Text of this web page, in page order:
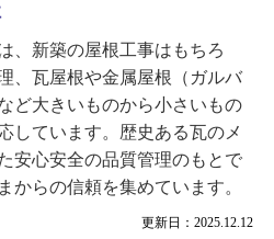
更新日：2025.12.12
、新築の屋根工事はもちろ
、瓦屋根や金属屋根（ガルバ
ど大きいものから小さいもの
しています。歴史ある瓦のメ
安心安全の品質管理のもとで
からの信頼を集めています。